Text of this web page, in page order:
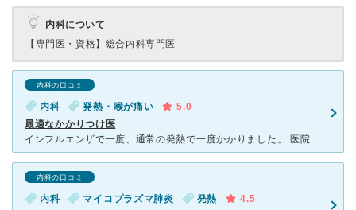
内科について
【専門医・資格】 総合内科専門医
内科の口コミ
内科 発熱・喉が痛い
5.0
最適なかかりつけ医
インフルエンザで一度、通常の発熱で一度かかりました。 医院のつくりは古いため、最新のつくりではありませんが 風邪や子供の予防接種で行くには全く問題ありません。 受付の方、看護師の方も丁寧で不
内科の口コミ
内科 マイコプラズマ肺炎 発熱
4.5